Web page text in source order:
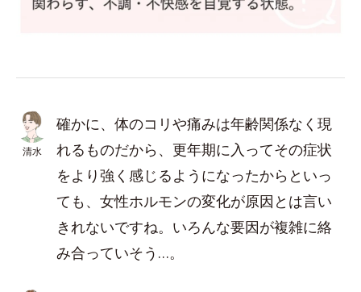
清水
確かに、体のコリや痛みは年齢関係なく現
れるものだから、更年期に入ってその症状
をより強く感じるようになったからといっ
ても、女性ホルモンの変化が原因とは言い
きれないですね。いろんな要因が複雑に絡
み合っていそう…。